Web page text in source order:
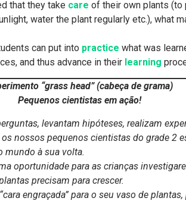
that they take care of their own plants (to
water the plant regularly etc.), what
can put into practice what was
and thus advance in their learning
“grass head” (cabeça de grama)
Pequenos cientistas em ação!
levantam hipóteses, realizam
nossos pequenos cientistas do grade 2
mundo à sua volta.
oportunidade para as crianças
precisam para crescer.
engraçada” para o seu vaso de